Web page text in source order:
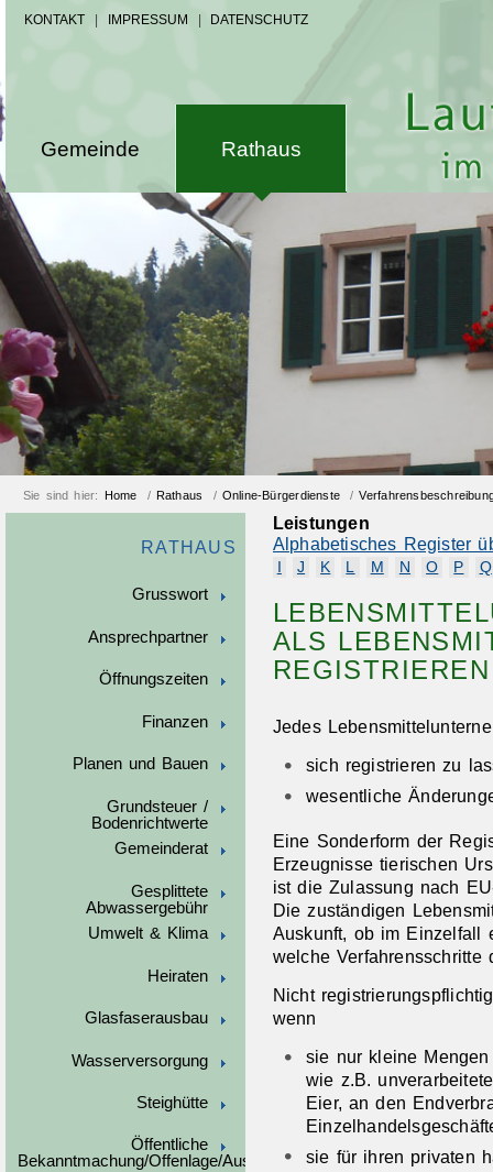
KONTAKT IMPRESSUM DATENSCHUTZ
Gemeinde Rathaus
Sie sind hier: Home / Rathaus / Online-Bürgerdienste /
RATHAUS
Grusswort
Ansprechpartner
Öffnungszeiten
Finanzen
Planen und Bauen
Grundsteuer /
Bodenrichtwerte
Gemeinderat
Gesplittete
Abwassergebühr
Umwelt & Klima
Heiraten
Glasfaserausbau
Wasserversorgung
Steighütte
Öffentliche
Bekanntmachung/Offenlage/Ausschreibungen
Leistungen
Alphabetisches Register
J K L M N O P Q
ALS
REGISTRIEREN
Jedes
sich registrieren zu
wesentliche
Eine Sonderform der
Erzeugnisse tierischen
ist die Zulassung nach
Die zuständigen
Auskunft, ob im Einzelfall
welche
Nicht
wenn
sie nur kleine
wie z.B.
Eier, an den
sie für ihren privaten